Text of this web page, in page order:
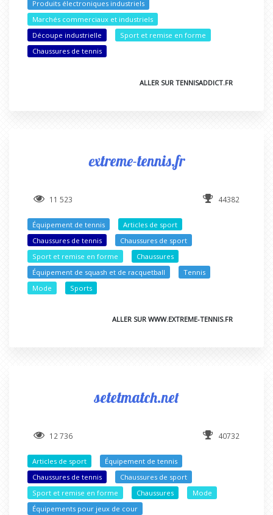
Produits électroniques industriels
Marchés commerciaux et industriels
Découpe industrielle
Sport et remise en forme
Chaussures de tennis
ALLER SUR TENNISADDICT.FR
extreme-tennis.fr
11 523 44382
Équipement de tennis
Articles de sport
Chaussures de tennis
Chaussures de sport
Sport et remise en forme
Chaussures
Équipement de squash et de racquetball
Tennis
Mode
Sports
ALLER SUR WWW.EXTREME-TENNIS.FR
setetmatch.net
12 736 40732
Articles de sport
Équipement de tennis
Chaussures de tennis
Chaussures de sport
Sport et remise en forme
Chaussures
Mode
Équipements pour jeux de cour